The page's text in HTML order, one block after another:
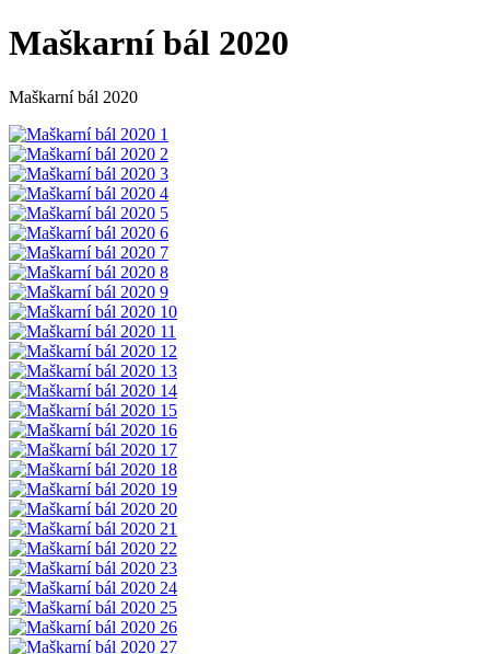
Maškarní bál 2020
Maškarní bál 2020